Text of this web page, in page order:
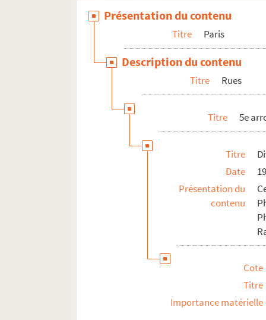
Divers
Présentation du contenu
Titre Paris
Description du contenu
Titre Rues
Titre 5e
Titre
Date
Présentation du
contenu
Cote
Titre
Importance matérielle